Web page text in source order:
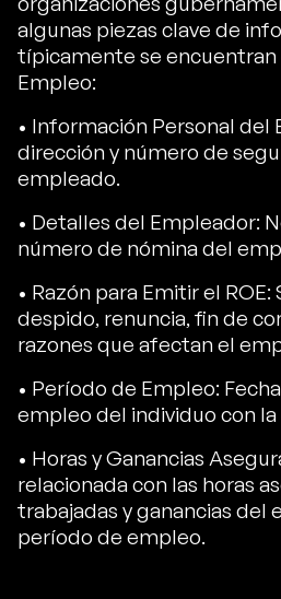
algunas piezas clave de
típicamente se encuentran
Empleo:
• Información Personal del
dirección y número de
empleado.
• Detalles del Empleador:
número de nómina del
• Razón para Emitir el
despido, renuncia, fin de
razones que afectan el
• Período de Empleo:
empleo del individuo con
• Horas y Ganancias
relacionada con las horas
trabajadas y ganancias del
período de empleo.